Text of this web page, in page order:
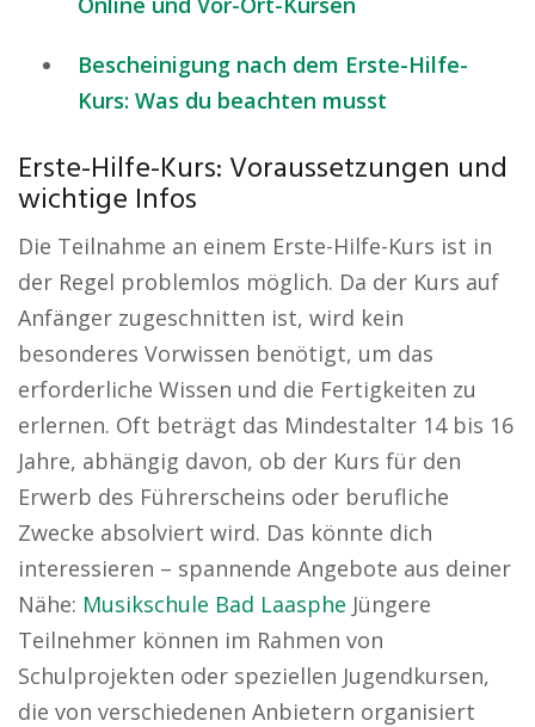
Bescheinigung nach dem Erste-Hilfe-
Kurs: Was du beachten musst
Erste-Hilfe-Kurs: Voraussetzungen und
wichtige Infos
Die Teilnahme an einem Erste-Hilfe-Kurs ist in
der Regel problemlos möglich. Da der Kurs auf
Anfänger zugeschnitten ist, wird kein
besonderes Vorwissen benötigt, um das
erforderliche Wissen und die Fertigkeiten zu
erlernen. Oft beträgt das Mindestalter 14 bis 16
Jahre, abhängig davon, ob der Kurs für den
Erwerb des Führerscheins oder berufliche
Zwecke absolviert wird. Das könnte dich
interessieren – spannende Angebote aus deiner
Nähe: Musikschule Bad Laasphe Jüngere
Teilnehmer können im Rahmen von
Schulprojekten oder speziellen Jugendkursen,
die von verschiedenen Anbietern organisiert